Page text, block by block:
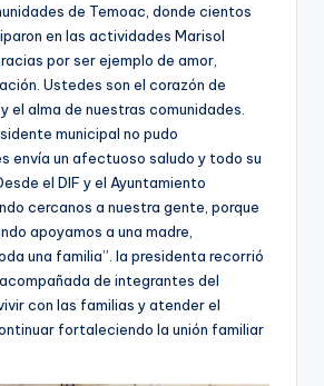
de Temoac, donde cientos
en las actividades Marisol
por ser ejemplo de amor,
Ustedes son el corazón de
el alma de nuestras comunidades.
municipal no pudo
envía un afectuoso saludo y todo su
el DIF y el Ayuntamiento
cercanos a nuestra gente, porque
apoyamos a una madre,
una familia”. la presidenta recorrió
de integrantes del
con las familias y atender el
fortaleciendo la unión familiar